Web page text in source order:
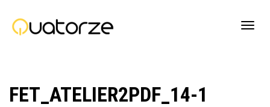
FET_ATELIER2PDF_14-1